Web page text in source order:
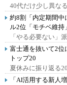
40代だけ少し異なる
約8割「内定期間
ル2位「モチベ維持
「やる必要ない」
富士通を抜いて2
トップ20
夏休みに振り返る
「AI活用する新人